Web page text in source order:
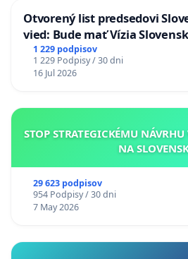
Otvorený list predsedovi
vied: Bude mať Vízia
chrbticu?
1 229 podpisov
1 229 Podpisy / 30 dni
16 Jul 2026
STOP STRATEGICKÉMU
NA
29 623 podpisov
954 Podpisy / 30 dni
7 May 2026